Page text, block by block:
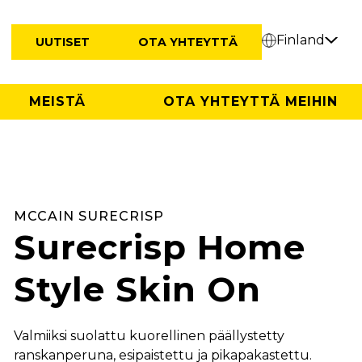
UUTISET OTA YHTEYTTÄ Finland
MEISTÄ OTA YHTEYTTÄ MEIHIN
MCCAIN SURECRISP
Surecrisp Home
Style Skin On
Valmiiksi suolattu kuorellinen päällystetty
ranskanperuna, esipaistettu ja pikapakastettu.